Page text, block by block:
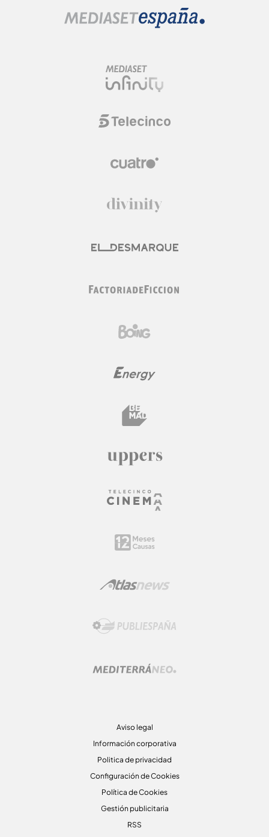
Aviso legal
Información corporativa
Politica de privacidad
Configuración de Cookies
Política de Cookies
Gestión publicitaria
RSS